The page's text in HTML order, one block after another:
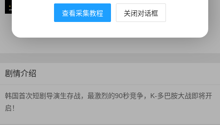
年份：2026
地区：
剧情介绍
韩国首次短剧导演生存战，最激烈的90秒竞争，K-多巴胺大战即将开
启！
查看采集教程 关闭对话框